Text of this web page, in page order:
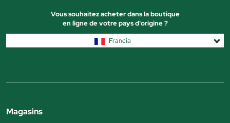
Vous souhaitez acheter dans la boutique
en ligne de votre pays d'origine ?
Francia
Magasins